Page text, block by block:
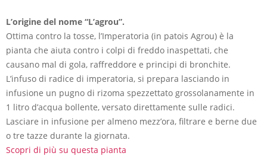
L’origine del nome “L’agrou”.
Ottima contro la tosse, l’Imperatoria (in patois Agrou) è la
pianta che aiuta contro i colpi di freddo inaspettati, che
causano mal di gola, raffreddore e principi di bronchite.
L’infuso di radice di imperatoria, si prepara lasciando in
infusione un pugno di rizoma spezzettato grossolanamente in
1 litro d’acqua bollente, versato direttamente sulle radici.
Lasciare in infusione per almeno mezz’ora, filtrare e berne due
o tre tazze durante la giornata.
Scopri di più su questa pianta